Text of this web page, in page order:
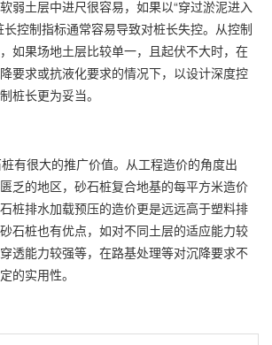
弱土层中进尺很容易，如果以“穿过淤泥进入
控制指标通常容易导致对桩长失控。从控制
如果场地土层比较单一，且起伏不大时，在
要求或抗液化要求的情况下，以设计深度控
桩长更为妥当。
有很大的推广价值。从工程造价的角度出
乏的地区，砂石桩复合地基的每平方米造价
桩排水加载预压的造价更是远远高于塑料排
石桩也有优点，如对不同土层的适应能力较
透能力较强等，在路基处理等对沉降要求不
的实用性。